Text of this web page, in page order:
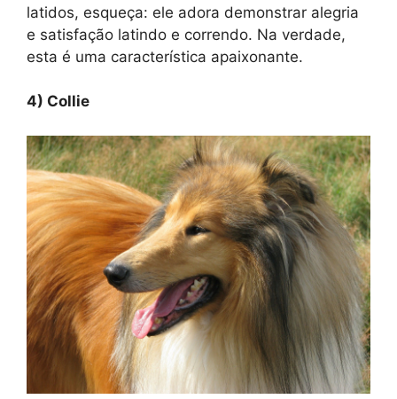
latidos, esqueça: ele adora demonstrar alegria
e satisfação latindo e correndo. Na verdade,
esta é uma característica apaixonante.
4) Collie